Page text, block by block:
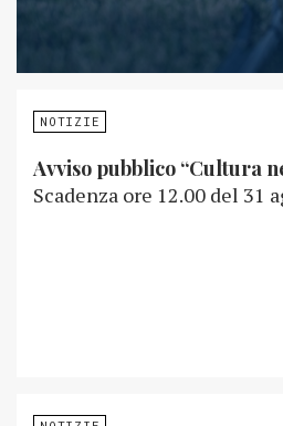
NOTIZIE
Avviso pubblico “Cultura
Scadenza ore 12.00 del 31